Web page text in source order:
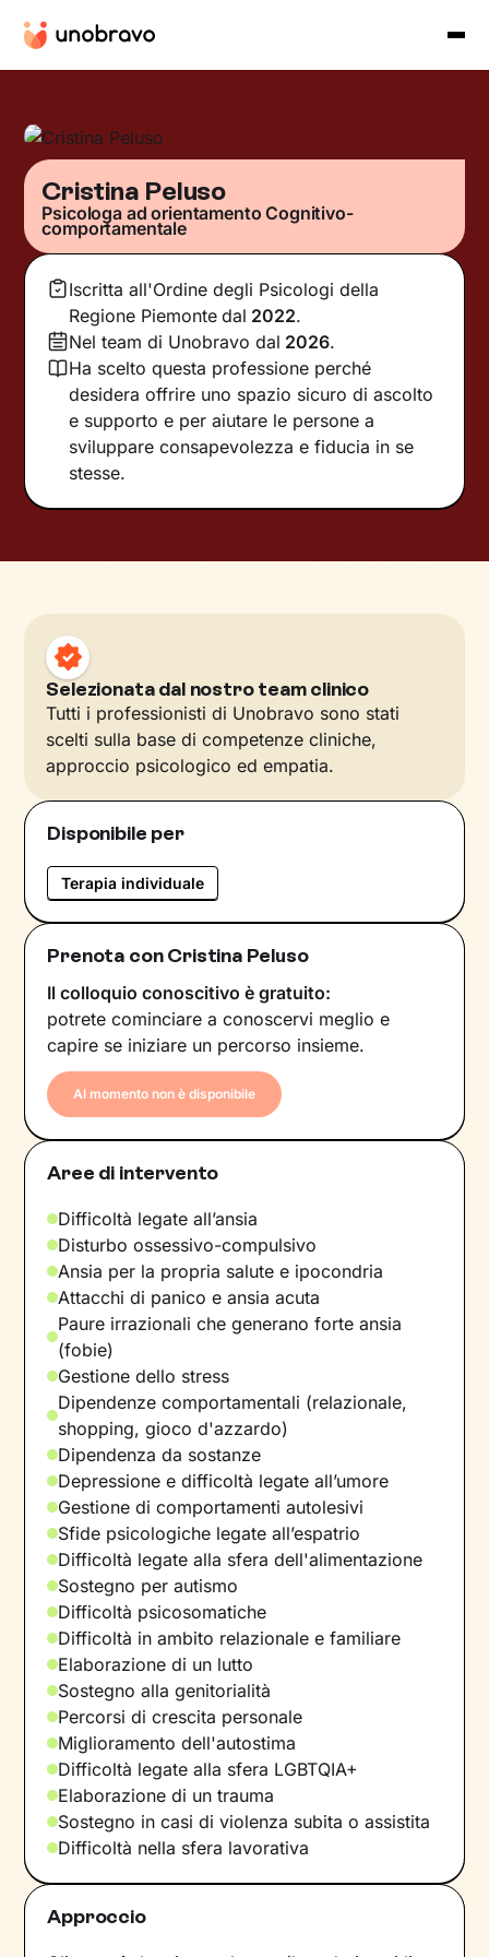
Cristina Peluso
Psicologa ad orientamento Cognitivo-
comportamentale
Iscritta all'Ordine degli Psicologi della
Regione Piemonte dal 2022.
Nel team di Unobravo dal 2026.
Ha scelto questa professione perché
desidera offrire uno spazio sicuro di ascolto
e supporto e per aiutare le persone a
sviluppare consapevolezza e fiducia in se
stesse.
Selezionata dal nostro team clinico
Tutti i professionisti di Unobravo sono stati
scelti sulla base di competenze cliniche,
approccio psicologico ed empatia.
Disponibile per
Terapia individuale
Prenota con Cristina Peluso
Il colloquio conoscitivo è gratuito:
potrete cominciare a conoscervi meglio e
capire se iniziare un percorso insieme.
Al momento non è disponibile
Aree di intervento
Difficoltà legate all’ansia
Disturbo ossessivo-compulsivo
Ansia per la propria salute e ipocondria
Attacchi di panico e ansia acuta
Paure irrazionali che generano forte ansia
(fobie)
Gestione dello stress
Dipendenze comportamentali (relazionale,
shopping, gioco d'azzardo)
Dipendenza da sostanze
Depressione e difficoltà legate all’umore
Gestione di comportamenti autolesivi
Sfide psicologiche legate all’espatrio
Difficoltà legate alla sfera dell'alimentazione
Sostegno per autismo
Difficoltà psicosomatiche
Difficoltà in ambito relazionale e familiare
Elaborazione di un lutto
Sostegno alla genitorialità
Percorsi di crescita personale
Miglioramento dell'autostima
Difficoltà legate alla sfera LGBTQIA+
Elaborazione di un trauma
Sostegno in casi di violenza subita o assistita
Difficoltà nella sfera lavorativa
Approccio